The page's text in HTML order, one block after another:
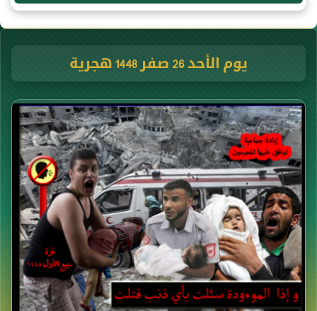
يوم الأحد 26 صفر 1448 هجرية